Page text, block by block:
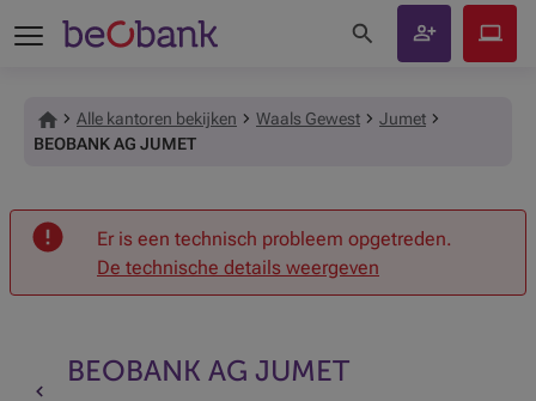
Onthaal
Alle kantoren bekijken Waals Gewest
Jumet
BEOBANK AG JUMET
Er is een technisch probleem opgetreden.
De technische details weergeven
Terug naar de vorige pagina
BEOBANK AG JUMET